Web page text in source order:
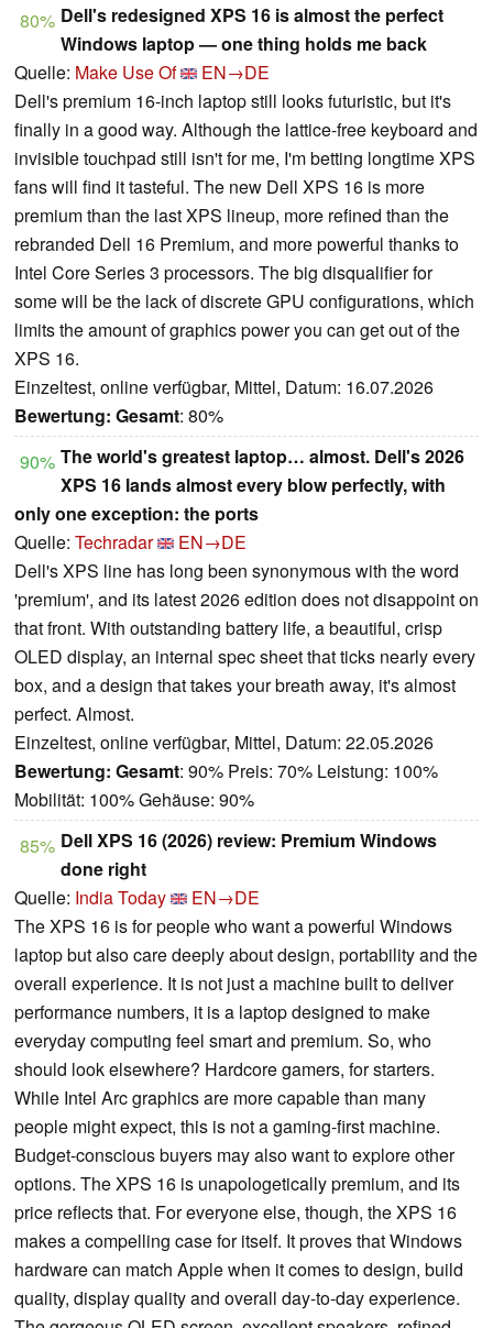
80% Dell's redesigned XPS 16 is almost the perfect
Windows laptop — one thing holds me back
Quelle: Make Use Of
EN→DE
Dell's premium 16-inch laptop still looks futuristic, but it's
finally in a good way. Although the lattice-free keyboard and
invisible touchpad still isn't for me, I'm betting longtime XPS
fans will find it tasteful. The new Dell XPS 16 is more
premium than the last XPS lineup, more refined than the
rebranded Dell 16 Premium, and more powerful thanks to
Intel Core Series 3 processors. The big disqualifier for
some will be the lack of discrete GPU configurations, which
limits the amount of graphics power you can get out of the
XPS 16.
Einzeltest, online verfügbar, Mittel, Datum: 16.07.2026
Bewertung: Gesamt: 80%
90% The world's greatest laptop… almost. Dell's 2026
XPS 16 lands almost every blow perfectly, with
only one exception: the ports
Quelle: Techradar
EN→DE
Dell's XPS line has long been synonymous with the word
'premium', and its latest 2026 edition does not disappoint on
that front. With outstanding battery life, a beautiful, crisp
OLED display, an internal spec sheet that ticks nearly every
box, and a design that takes your breath away, it's almost
perfect. Almost.
Einzeltest, online verfügbar, Mittel, Datum: 22.05.2026
Bewertung: Gesamt: 90% Preis: 70% Leistung: 100%
Mobilität: 100% Gehäuse: 90%
85% Dell XPS 16 (2026) review: Premium Windows
done right
Quelle: India Today
EN→DE
The XPS 16 is for people who want a powerful Windows
laptop but also care deeply about design, portability and the
overall experience. It is not just a machine built to deliver
performance numbers, it is a laptop designed to make
everyday computing feel smart and premium. So, who
should look elsewhere? Hardcore gamers, for starters.
While Intel Arc graphics are more capable than many
people might expect, this is not a gaming-first machine.
Budget-conscious buyers may also want to explore other
options. The XPS 16 is unapologetically premium, and its
price reflects that. For everyone else, though, the XPS 16
makes a compelling case for itself. It proves that Windows
hardware can match Apple when it comes to design, build
quality, display quality and overall day-to-day experience.